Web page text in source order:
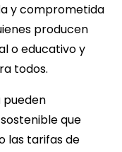
y comprometida
producen
o educativo y
todos.
pueden
que
las tarifas de